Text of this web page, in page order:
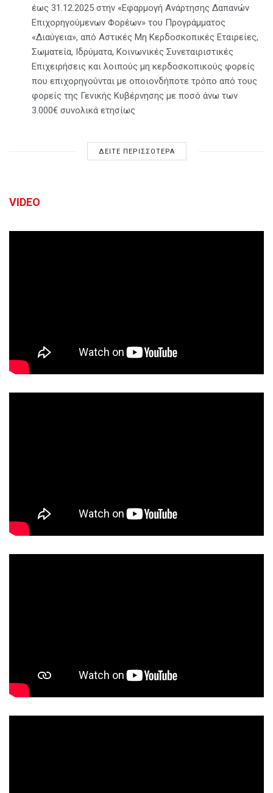
έως 31.12.2025 στην «Εφαρμογή Ανάρτησης Δαπανών
Επιχορηγούμενων Φορέων» του Προγράμματος
«Διαύγεια», από Αστικές Μη Κερδοσκοπικές Εταιρείες,
Σωματεία, Ιδρύματα, Κοινωνικές Συνεταιριστικές
Επιχειρήσεις και λοιπούς μη κερδοσκοπικούς φορείς
που επιχορηγούνται με οποιονδήποτε τρόπο από τους
φορείς της Γενικής Κυβέρνησης με ποσό άνω των
3.000€ συνολικά ετησίως
ΔΕΙΤΕ ΠΕΡΙΣΣΟΤΕΡΑ
VIDEO